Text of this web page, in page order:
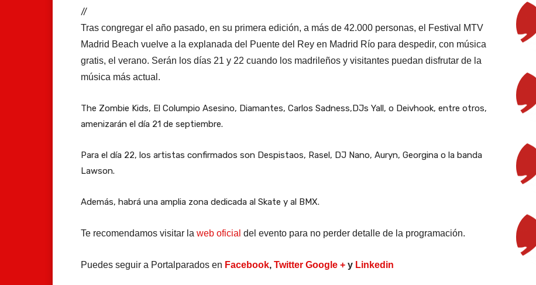
//
Tras congregar el año pasado, en su primera edición, a más de 42.000 personas, el Festival MTV
Madrid Beach vuelve a la explanada del Puente del Rey en Madrid Río para despedir, con música
gratis, el verano. Serán los días 21 y 22 cuando los madrileños y visitantes puedan disfrutar de la
música más actual.
The Zombie Kids, El Columpio Asesino, Diamantes, Carlos Sadness,DJs Yall, o Deivhook, entre otros,
amenizarán el día 21 de septiembre.
Para el día 22, los artistas confirmados son Despistaos, Rasel, DJ Nano, Auryn, Georgina o la banda
Lawson.
Además, habrá una amplia zona dedicada al Skate y al BMX.
Te recomendamos visitar la web oficial del evento para no perder detalle de la programación.
Puedes seguir a Portalparados en Facebook, Twitter Google + y Linkedin